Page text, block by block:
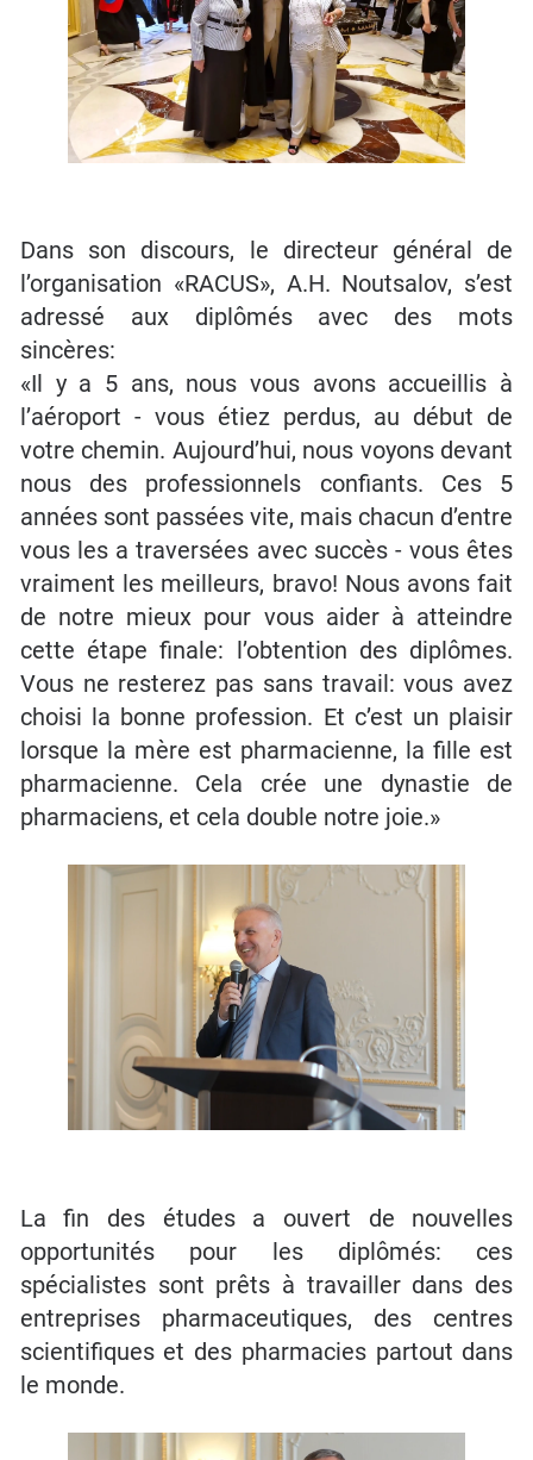
Dans son discours, le directeur général de
l’organisation «RACUS», A.H. Noutsalov, s’est
adressé aux diplômés avec des mots
sincères:
«Il y a 5 ans, nous vous avons accueillis à
l’aéroport - vous étiez perdus, au début de
votre chemin. Aujourd’hui, nous voyons devant
nous des professionnels confiants. Ces 5
années sont passées vite, mais chacun d’entre
vous les a traversées avec succès - vous êtes
vraiment les meilleurs, bravo! Nous avons fait
de notre mieux pour vous aider à atteindre
cette étape finale: l’obtention des diplômes.
Vous ne resterez pas sans travail: vous avez
choisi la bonne profession. Et c’est un plaisir
lorsque la mère est pharmacienne, la fille est
pharmacienne. Cela crée une dynastie de
pharmaciens, et cela double notre joie.»
La fin des études a ouvert de nouvelles
opportunités pour les diplômés: ces
spécialistes sont prêts à travailler dans des
entreprises pharmaceutiques, des centres
scientifiques et des pharmacies partout dans
le monde.